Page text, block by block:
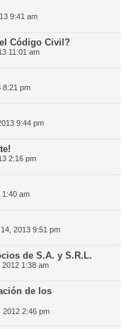
9:41 am
Código Civil?
11:01 am
8:21 pm
9:44 pm
2:16 pm
1:40 am
2013 9:51 pm
de S.A. y S.R.L.
2012 1:38 am
de los
2012 2:46 pm